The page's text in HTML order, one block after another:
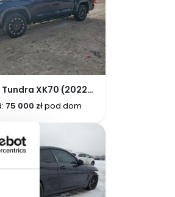
XK70 (2022-
75 000 złpod dom